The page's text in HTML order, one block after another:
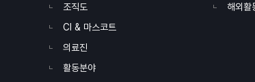
조직도
CI & 마스코트
의료진
활동분야
해외활